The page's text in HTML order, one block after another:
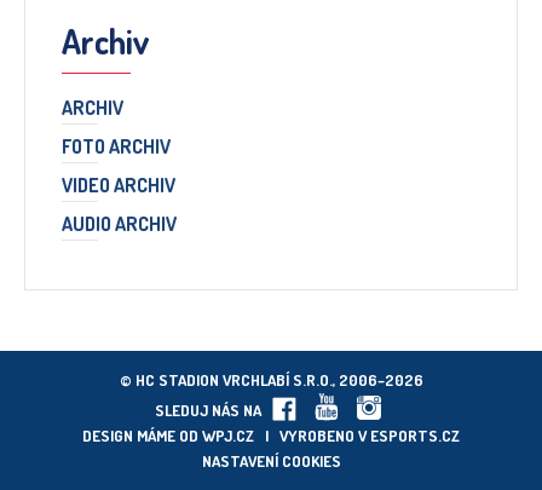
Archiv
ARCHIV
FOTO ARCHIV
VIDEO ARCHIV
AUDIO ARCHIV
© HC STADION VRCHLABÍ S.R.O., 2006–2026
SLEDUJ NÁS NA
DESIGN MÁME OD WPJ.CZ | VYROBENO VESPORTS.CZ
NASTAVENÍ COOKIES